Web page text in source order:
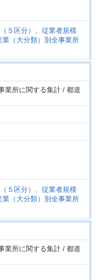
５区分）、従業者規模
業（大分類）別全事業所
業所に関する集計 / 都道
５区分）、従業者規模
業（大分類）別全事業所
業所に関する集計 / 都道